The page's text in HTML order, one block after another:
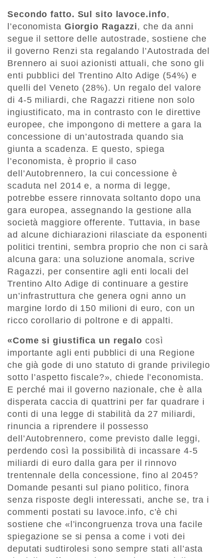
Secondo fatto. Sul sito lavoce.info,
l’economista Giorgio Ragazzi, che da anni
segue il settore delle autostrade, sostiene che
il governo Renzi sta regalando l’Autostrada del
Brennero ai suoi azionisti attuali, che sono gli
enti pubblici del Trentino Alto Adige (54%) e
quelli del Veneto (28%). Un regalo del valore
di 4-5 miliardi, che Ragazzi ritiene non solo
ingiustificato, ma in contrasto con le direttive
europee, che impongono di mettere a gara la
concessione di un’autostrada quando sia
giunta a scadenza. E questo, spiega
l’economista, è proprio il caso
dell’Autobrennero, la cui concessione è
scaduta nel 2014 e, a norma di legge,
potrebbe essere rinnovata soltanto dopo una
gara europea, assegnando la gestione alla
società maggiore offerente. Tuttavia, in base
ad alcune dichiarazioni rilasciate da esponenti
politici trentini, sembra proprio che non ci sarà
alcuna gara: una soluzione anomala, scrive
Ragazzi, per consentire agli enti locali del
Trentino Alto Adige di continuare a gestire
un’infrastruttura che genera ogni anno un
margine lordo di 150 milioni di euro, con un
ricco corollario di poltrone e di appalti.
«Come si giustifica un regalo così
importante agli enti pubblici di una Regione
che già gode di uno statuto di grande privilegio
sotto l’aspetto fiscale?», chiede l’economista.
E perché mai il governo nazionale, che è alla
disperata caccia di quattrini per far quadrare i
conti di una legge di stabilità da 27 miliardi,
rinuncia a riprendere il possesso
dell’Autobrennero, come previsto dalle leggi,
perdendo così la possibilità di incassare 4-5
miliardi di euro dalla gara per il rinnovo
trentennale della concessione, fino al 2045?
Domande pesanti sul piano politico, finora
senza risposte degli interessati, anche se, tra i
commenti postati su lavoce.info, c’è chi
sostiene che «l’incongruenza trova una facile
spiegazione se si pensa a come i voti dei
deputati sudtirolesi sono sempre stati all’asta